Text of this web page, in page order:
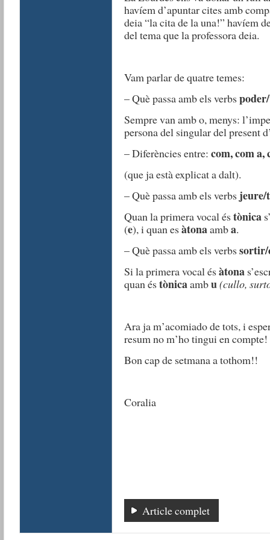
havíem d’apuntar cites amb
deia “la cita de la una!” havíem
del tema que la professora deia.
Vam parlar de quatre temes:
– Què passa amb els verbs
Sempre van amb o, menys:
persona del singular del present
– Diferències entre: com, com a,
(que ja està explicat a dalt).
– Què passa amb els verbs jeure/
Quan la primera vocal éstònica
(e), i quan esàtonaamba.
– Què passa amb els verbssortir/
Si la primera vocal ésàtona
quan éstònicaambu(cullo,
Ara ja m’acomiado de tots, i
resum no m’ho tingui en compte!
Bon cap de setmana a tothom!!
Coralia
Article complet